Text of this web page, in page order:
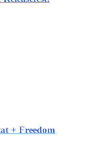
+ Freedom